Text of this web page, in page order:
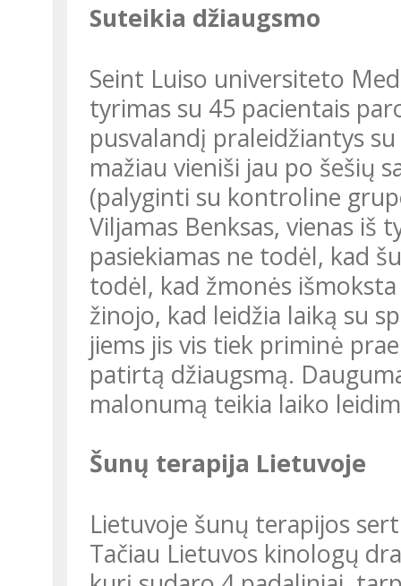
Suteikia džiaugsmo
Seint Luiso universiteto Medicinos mokyklos mokslininkų atliktas
tyrimas su 45 pacientais
pusvalandį praleidžiantys
mažiau vieniši jau po šešių
(palyginti su kontroline
Viljamas Benksas, vienas iš tyrimo vadovų, sako: „Toks poveikis
pasiekiamas ne todėl, kad
todėl, kad žmonės
žinojo, kad leidžia laiką su
jiems jis vis tiek priminė
patirtą džiaugsmą.
malonumą teikia laiko
Šunų terapija Lietuvoje
Lietuvoje šunų terapijos sertifikatai kol kas nėra išduodami.
Tačiau Lietuvos kinologų